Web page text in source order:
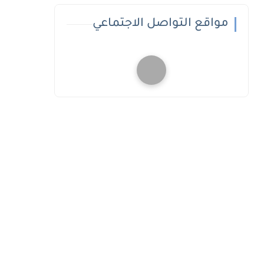
مواقع التواصل الاجتماعي